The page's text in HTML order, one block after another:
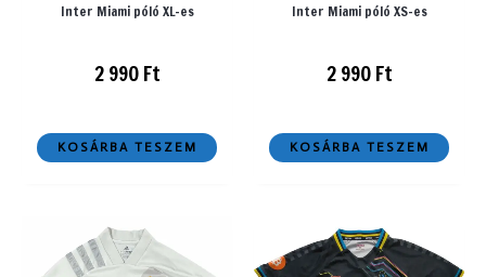
Inter Miami póló XL-es
2 990Ft
KOSÁRBA TESZEM
Inter Miami póló XS-es
2 990Ft
KOSÁRBA TESZEM